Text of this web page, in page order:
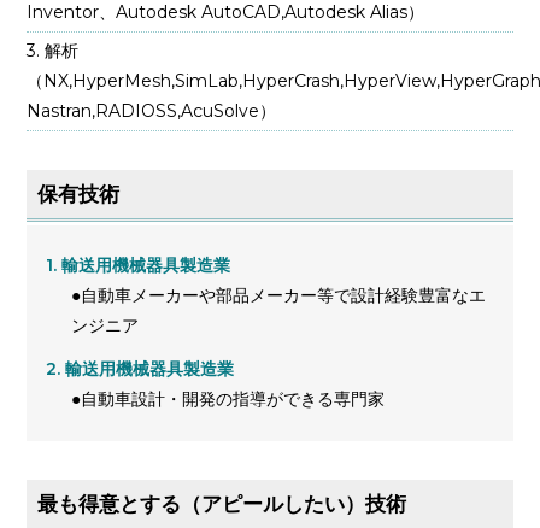
Inventor、Autodesk AutoCAD,Autodesk Alias）
解析
（
Nastran,RADIOSS,AcuSolve）
保有技術
輸送用機械器具製造業
●自動車メーカーや部品メーカー等で設計経験豊富なエ
ンジニア
輸送用機械器具製造業
●自動車設計・開発の指導ができる専門家
最も得意とする（アピールしたい）技術